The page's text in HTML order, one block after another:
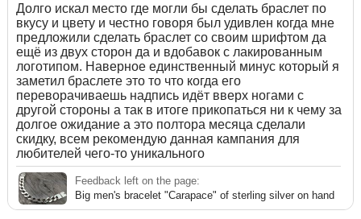
Долго искал место где могли бы сделать браслет по
вкусу и цвету и честно говоря был удивлен когда мне
предложили сделать браслет со своим шрифтом да
ещё из двух сторон да и вдобавок с лакированным
логотипом. Наверное единственный минус который я
заметил браслете это то что когда его
переворачиваешь надпись идёт вверх ногами с
другой стороны а так в итоге прикопаться ни к чему за
долгое ожидание а это полтора месяца сделали
скидку, всем рекомендую данная кампания для
любителей чего-то уникального
Feedback left on the page:
Big men's bracelet "Carapace" of sterling silver on hand